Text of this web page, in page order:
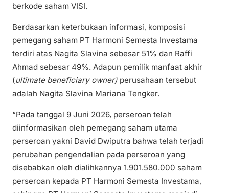
berkode saham VISI.
Berdasarkan keterbukaan informasi, komposisi
pemegang saham PT Harmoni Semesta Investama
terdiri atas Nagita Slavina sebesar 51% dan Raffi
Ahmad sebesar 49%. Adapun pemilik manfaat akhir
(ultimate beneficiary owner) perusahaan tersebut
adalah Nagita Slavina Mariana Tengker.
“Pada tanggal 9 Juni 2026, perseroan telah
diinformasikan oleh pemegang saham utama
perseroan yakni David Dwiputra bahwa telah terjadi
perubahan pengendalian pada perseroan yang
disebabkan oleh dialihkannya 1.901.580.000 saham
perseroan kepada PT Harmoni Semesta Investama,